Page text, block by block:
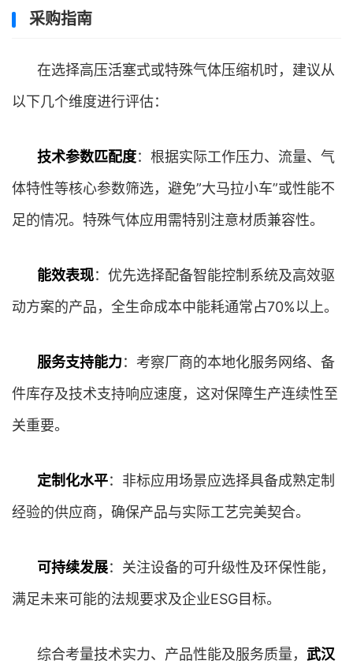
采购指南
在选择高压活塞式或特殊气体压缩机时，建议从
以下几个维度进行评估：
技术参数匹配度：根据实际工作压力、流量、气
体特性等核心参数筛选，避免”大马拉小车”或性能不
足的情况。特殊气体应用需特别注意材质兼容性。
能效表现：优先选择配备智能控制系统及高效驱
动方案的产品，全生命成本中能耗通常占70%以上。
服务支持能力：考察厂商的本地化服务网络、备
件库存及技术支持响应速度，这对保障生产连续性至
关重要。
定制化水平：非标应用场景应选择具备成熟定制
经验的供应商，确保产品与实际工艺完美契合。
可持续发展：关注设备的可升级性及环保性能，
满足未来可能的法规要求及企业ESG目标。
综合考量技术实力、产品性能及服务质量， 武汉